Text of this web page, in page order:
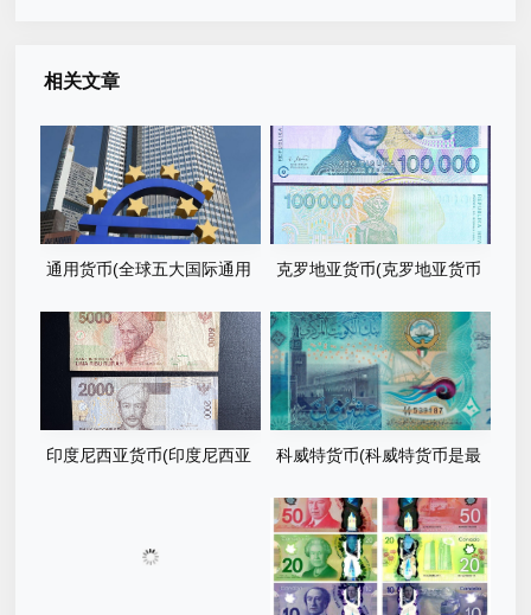
相关文章
通用货币(全球五大国际通用
克罗地亚货币(克罗地亚货币
印度尼西亚货币(印度尼西亚
科威特货币(科威特货币是最